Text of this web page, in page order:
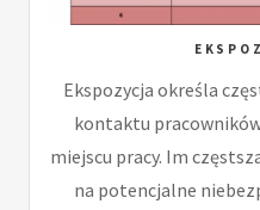
Ekspozycja określa
kontaktu
miejscu pracy. Im
na potencjalne